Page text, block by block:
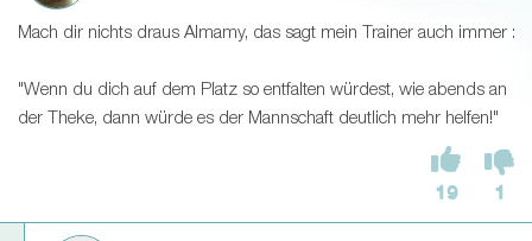
Mach dir nichts draus Almamy, das sagt mein Trainer auch immer :
"Wenn du dich auf dem Platz so entfalten würdest, wie abends an
der Theke, dann würde es der Mannschaft deutlich mehr helfen!"
19 1